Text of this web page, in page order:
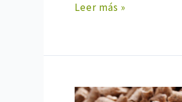
Leer más »
La